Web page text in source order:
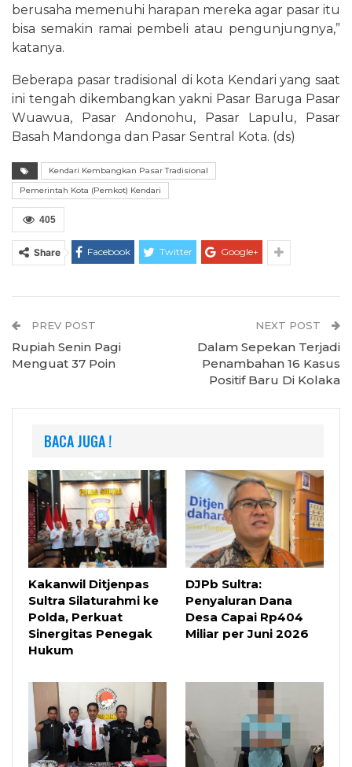
berusaha memenuhi harapan mereka agar pasar itu
bisa semakin ramai pembeli atau pengunjungnya,”
katanya.
Beberapa pasar tradisional di kota Kendari yang saat
ini tengah dikembangkan yakni Pasar Baruga Pasar
Wuawua, Pasar Andonohu, Pasar Lapulu, Pasar
Basah Mandonga dan Pasar Sentral Kota. (ds)
Kendari Kembangkan Pasar Tradisional
Pemerintah Kota (Pemkot) Kendari
405
Share Facebook Twitter Google+
PREV POST
Rupiah Senin Pagi
Menguat 37 Poin
NEXT POST
Dalam Sepekan Terjadi
Penambahan 16 Kasus
Positif Baru Di Kolaka
BACA JUGA !
Kakanwil Ditjenpas
Sultra Silaturahmi ke
Polda, Perkuat
Sinergitas Penegak
Hukum
DJPb Sultra:
Penyaluran Dana
Desa Capai Rp404
Miliar per Juni 2026